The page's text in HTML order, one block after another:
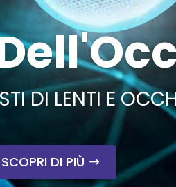
DI LENTI E
SCOPRI DI PIÙ